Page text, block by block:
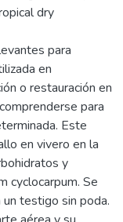
dry
para
en
o restauración en
para
Este
en vivero en la
y
cyclocarpum. Se
testigo sin poda.